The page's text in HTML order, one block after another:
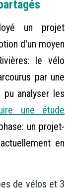
un projet
d'un moyen
le vélo
par une
analyser les
une étude
un projet-
en
de vélos et 3